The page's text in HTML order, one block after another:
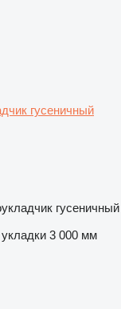
гусеничный
гусеничный
3 000 мм